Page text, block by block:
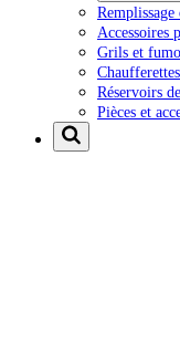
Remplissage
Accessoires
Grils et
Réservoirs
Pièces et